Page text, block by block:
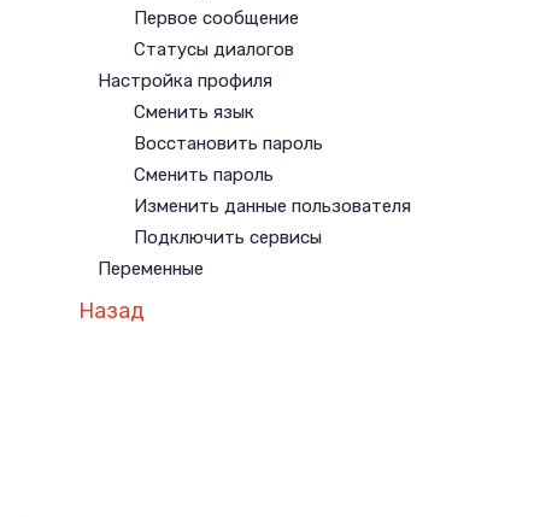
Первое сообщение
Статусы диалогов
Настройка профиля
Сменить язык
Восстановить пароль
Сменить пароль
Изменить данные пользователя
Подключить сервисы
Переменные
Назад